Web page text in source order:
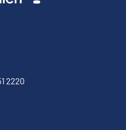
2220